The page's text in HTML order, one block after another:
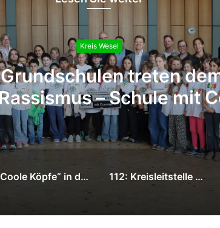
Kreis Wesel
treten
– Schule mit
„Coole Köpfe“ in den Kitas: 112: Kreisleitstelle Wesel stellt ersten Jahresbericht vor